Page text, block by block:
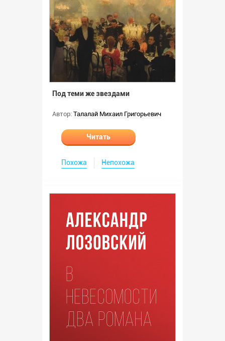
Под теми же звездами
Автор: Талалай Михаил Григорьевич
Читать
Похожа Непохожа